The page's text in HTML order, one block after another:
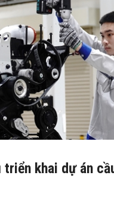
triển khai dự án